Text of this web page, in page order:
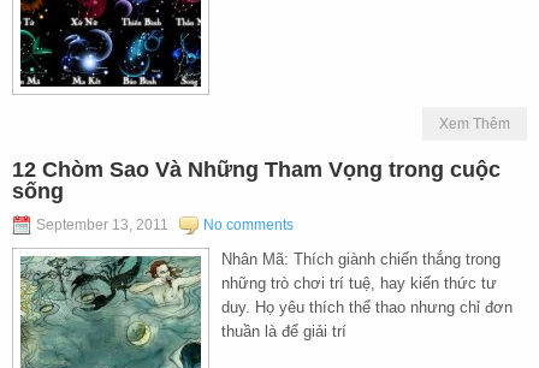
Xem Thêm
12 Chòm Sao Và Những Tham Vọng trong cuộc
sống
September 13, 2011 No comments
Nhân Mã: Thích giành chiến thắng trong
những trò chơi trí tuệ, hay kiến thức tư
duy. Họ yêu thích thể thao nhưng chỉ đơn
thuần là để giải trí